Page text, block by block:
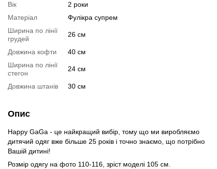
Вік
2 роки
Матеріал
Фулікра супрем
Ширина по лінії
грудей
26 см
Довжина кофти
40 см
Ширина по лінії
стегон
24 см
Довжина штанів 30 см
Опис
Happy GaGa - це найкращий вибір, тому що ми виробляємо
дитячий одяг вже більше 25 років і точно знаємо, що потрібно
Вашій дитині!
Розмір одягу на фото 110-116, зріст моделі 105 см.